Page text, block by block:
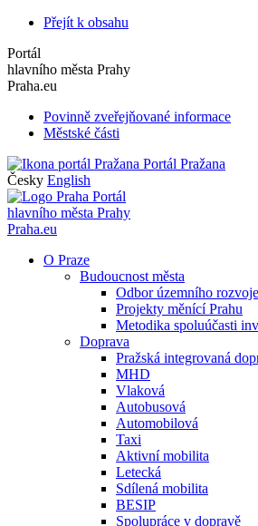
Přejít k obsahu
Portál
hlavního města Prahy
Praha.eu
Povinně zveřejňované informace
Městské části
Portál Pražana
Česky English
Portál
hlavního města Prahy
Praha.eu
O Praze
Budoucnost města
Odbor územního rozvoje
Projekty měnící Prahu
Metodika spoluúčasti
Doprava
Pražská integrovaná
MHD
Vlaková
Autobusová
Automobilová
Taxi
Aktivní mobilita
Letecká
Sdílená mobilita
BESIP
Spolupráce v dopravě